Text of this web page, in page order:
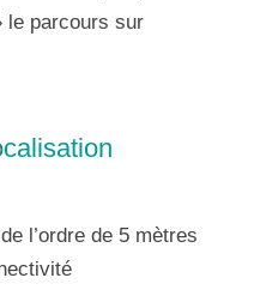
le parcours sur
l’ordre de 5 mètres